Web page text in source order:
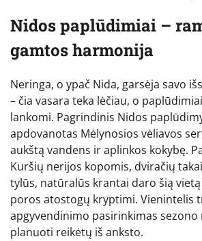
Nidos paplūdimiai –
gamtos harmonija
Neringa, o ypač Nida, garsėja savo
– čia vasara teka lėčiau, o
lankomi. Pagrindinis Nidos
apdovanotas Mėlynosios vėliavos
aukštą vandens ir aplinkos kokybę.
Kuršių nerijos kopomis, dviračių
tylūs, natūralūs krantai daro šią
poros atostogų kryptimi. Vienintelis
apgyvendinimo pasirinkimas
planuoti reikėtų iš anksto.